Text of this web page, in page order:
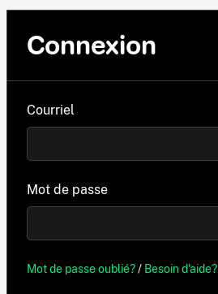
Connexion
Courriel
Mot de passe
Mot de passe oublié?/ Besoin d'aide?